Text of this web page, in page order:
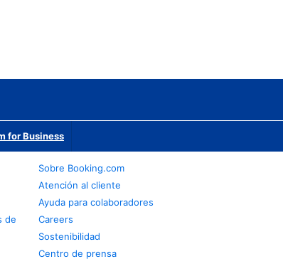
for Business
de
Sobre Booking.com
Atención al cliente
Ayuda para colaboradores
Careers
Sostenibilidad
Centro de prensa